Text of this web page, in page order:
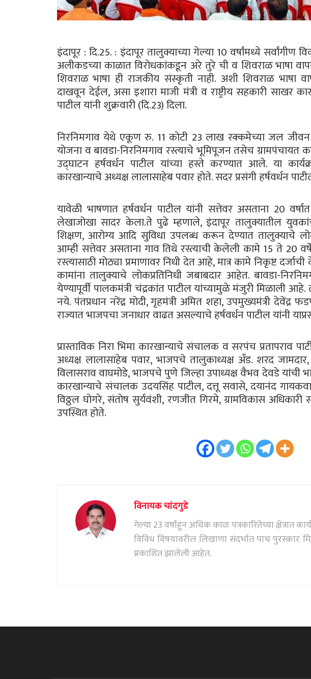
इंदापूर : दि.25. : इंदापूर तालुक्याच्या गेल्या 10 वर्षांमध्ये
अलीकडच्या काळात विरोधकांकडून अरे तुरे ची व शिवराळ भाषा
शिवराळ भाषा ही राजकीय संस्कृती नाही. अशी शिवराळ भाषा
दाखवून देईल, असा इशारा माजी मंत्री व राष्ट्रीय सहकारी साखर
पाटील यांनी शुक्रवारी (दि.23) दिला.
निरनिमगाव येथे एकूण रु. 11 कोटी 23 लाख रक्कमेच्या जल
योजना व बावडा-निरनिमगाव रस्त्याचे भूमिपूजन तसेच ग्रामपंचायत
उद्घाटन हर्षवर्धन पाटील यांच्या हस्ते करण्यात आले. या
कारखान्याचे अध्यक्ष लालासाहेब पवार होते. सदर प्रसंगी हर्षवर्धन
यावेळी भाषणात हर्षवर्धन पाटील यांनी सत्तेवर असताना 20
लेखाजोखा सादर केला.ते पुढे म्हणाले, इंदापूर तालुक्यातील
शिक्षण, आरोग्य आदि सुविधा उपलब्ध करून देण्यात तालुक्याचे
आम्ही सत्तेवर असताना गाव तिथे रस्त्याची केलेली कामे 15 ते 20
रस्त्यासाठी मोठ्या प्रमाणावर निधी देत आहे, मात्र कामे निकृष्ट
कामांना तालुक्याचे लोकप्रतिनिधी जबाबदार आहेत. बावडा-
येण्यापूर्वी पालकमंत्री चंद्रकांत पाटील यांच्यामुळे मंजुरी मिळाली
नये. पंतप्रधान नरेंद्र मोदी, गृहमंत्री अमित शहा, उपमुख्यमंत्री देवेंद्र
राज्यात भाजपचा जनाधार वाढत असल्याचे हर्षवर्धन पाटील यांनी
प्रास्ताविक निरा भिमा कारखान्याचे संचालक व सरपंच प्रतापराव
अध्यक्ष लालासाहेब पवार, भाजपचे तालुकाध्यक्ष अँड. शरद
विलासराव वाघमोडे, भाजपचे पुणे जिल्हा उपाध्यक्ष वैभव देवडे यांची
कारखान्याचे संचालक उदयसिंह पाटील, दत्तू सवासे, दयानंद
विठ्ठल घोगरे, संतोष सुर्यवंशी, रणजीत गिरमे, ग्रामविकास अधिकारी
उपस्थित होते.
विनायक चांदगुडे
गेल्या 23 वर्षाहून अधिक काळ पत्रकारितेच्या क्षेत्रात
विविध विषयावरील लिखाणा संदर्भात पाच
प्रकाशित झालेली आहेत.